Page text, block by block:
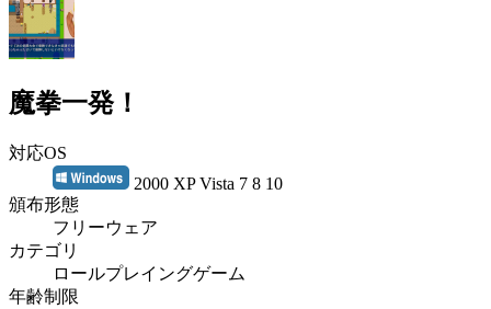
魔拳一発！
対応OS
2000 XP Vista 7 8 10
頒布形態
フリーウェア
カテゴリ
ロールプレイングゲーム
年齢制限